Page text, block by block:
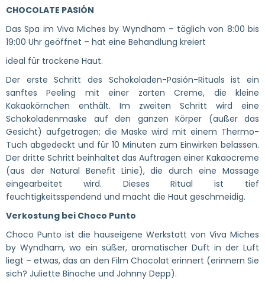
CHOCOLATE PASIÓN
Das Spa im Viva Miches by Wyndham – täglich von 8:00 bis
19:00 Uhr geöffnet – hat eine Behandlung kreiert
ideal für trockene Haut.
Der erste Schritt des Schokoladen-Pasión-Rituals ist ein
sanftes Peeling mit einer zarten Creme, die kleine
Kakaokörnchen enthält. Im zweiten Schritt wird eine
Schokoladenmaske auf den ganzen Körper (außer das
Gesicht) aufgetragen; die Maske wird mit einem Thermo-
Tuch abgedeckt und für 10 Minuten zum Einwirken belassen.
Der dritte Schritt beinhaltet das Auftragen einer Kakaocreme
(aus der Natural Benefit Linie), die durch eine Massage
eingearbeitet wird. Dieses Ritual ist tief
feuchtigkeitsspendend und macht die Haut geschmeidig.
Verkostung bei Choco Punto
Choco Punto ist die hauseigene Werkstatt von Viva Miches
by Wyndham, wo ein süßer, aromatischer Duft in der Luft
liegt – etwas, das an den Film Chocolat erinnert (erinnern Sie
sich? Juliette Binoche und Johnny Depp).